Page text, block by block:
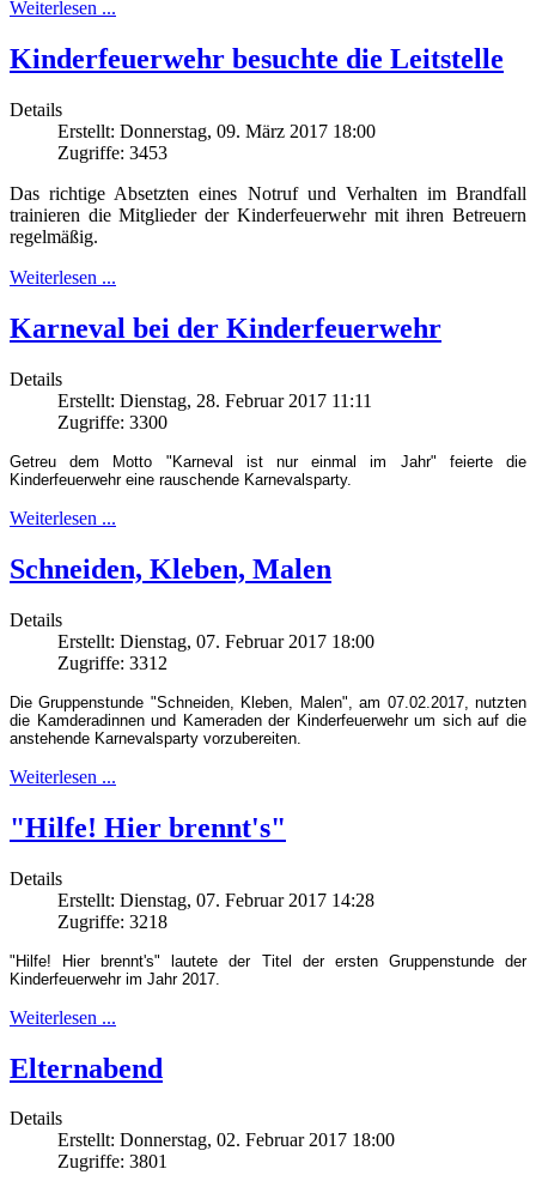
Weiterlesen ...
Kinderfeuerwehr besuchte die Leitstelle
Details
Erstellt: Donnerstag, 09. März 2017 18:00
Zugriffe: 3453
Das richtige Absetzten eines Notruf und Verhalten im Brandfall
trainieren die Mitglieder der Kinderfeuerwehr mit ihren Betreuern
regelmäßig.
Weiterlesen ...
Karneval bei der Kinderfeuerwehr
Details
Erstellt: Dienstag, 28. Februar 2017 11:11
Zugriffe: 3300
Getreu dem Motto "Karneval ist nur einmal im Jahr" feierte die
Kinderfeuerwehr eine rauschende Karnevalsparty.
Weiterlesen ...
Schneiden, Kleben, Malen
Details
Erstellt: Dienstag, 07. Februar 2017 18:00
Zugriffe: 3312
Die Gruppenstunde "Schneiden, Kleben, Malen", am 07.02.2017, nutzten
die Kamderadinnen und Kameraden der Kinderfeuerwehr um sich auf die
anstehende Karnevalsparty vorzubereiten.
Weiterlesen ...
"Hilfe! Hier brennt's"
Details
Erstellt: Dienstag, 07. Februar 2017 14:28
Zugriffe: 3218
"Hilfe! Hier brennt's" lautete der Titel der ersten Gruppenstunde der
Kinderfeuerwehr im Jahr 2017.
Weiterlesen ...
Elternabend
Details
Erstellt: Donnerstag, 02. Februar 2017 18:00
Zugriffe: 3801